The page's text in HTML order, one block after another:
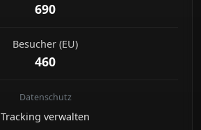
690
Besucher (EU)
460
Datenschutz
Tracking verwalten